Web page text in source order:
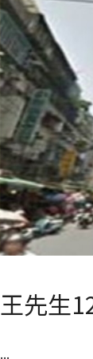
王先生
...